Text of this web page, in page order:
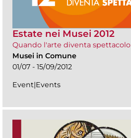
Estate nei Musei 2012
Quando l'arte diventa spettacolo
Musei in Comune
01/07 - 15/09/2012
Event|Events